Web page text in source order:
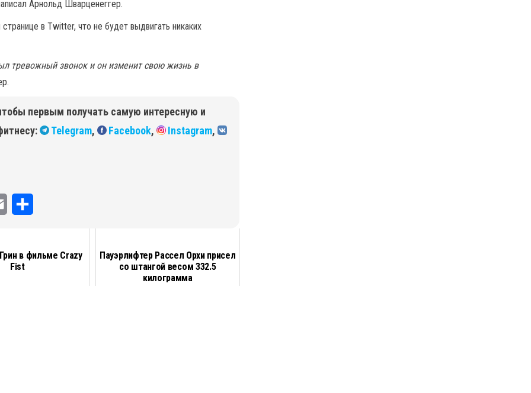
Арнольд Шварценеггер.
в Twitter, что не будет выдвигать никаких
тревожный звонок и он изменит свою жизнь в
первым получать самую интересную и
Telegram, Facebook, Instagram,
в фильме Crazy
Fist
Пауэрлифтер Рассел Орхи присел
со штангой весом 332.5
килограмма